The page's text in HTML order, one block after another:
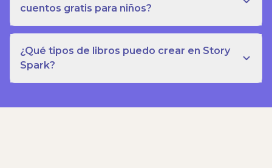
cuentos gratis para niños?
¿Qué tipos de libros puedo crear en Story
Spark?